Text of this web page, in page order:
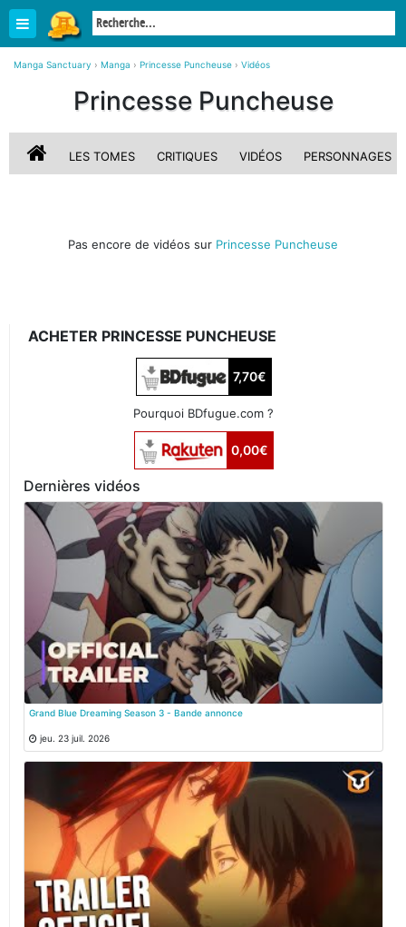
Manga Sanctuary › Manga › Princesse Puncheuse › Vidéos
Princesse Puncheuse
LES TOMES CRITIQUES VIDÉOS PERSONNAGES
Pas encore de vidéos sur Princesse Puncheuse
ACHETER PRINCESSE PUNCHEUSE
7,70€
Pourquoi BDfugue.com ?
0,00€
Dernières vidéos
Grand Blue Dreaming Season 3 - Bande annonce
jeu. 23 juil. 2026